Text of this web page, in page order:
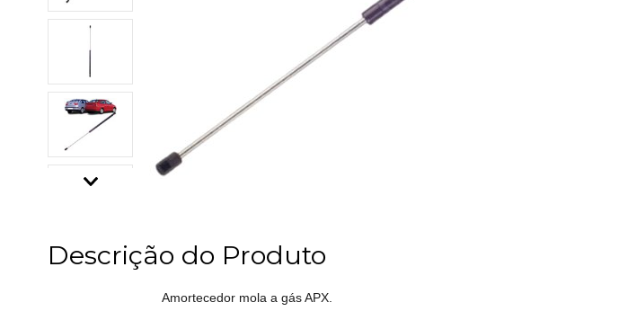
Descrição do Produto
Amortecedor mola a gás APX.